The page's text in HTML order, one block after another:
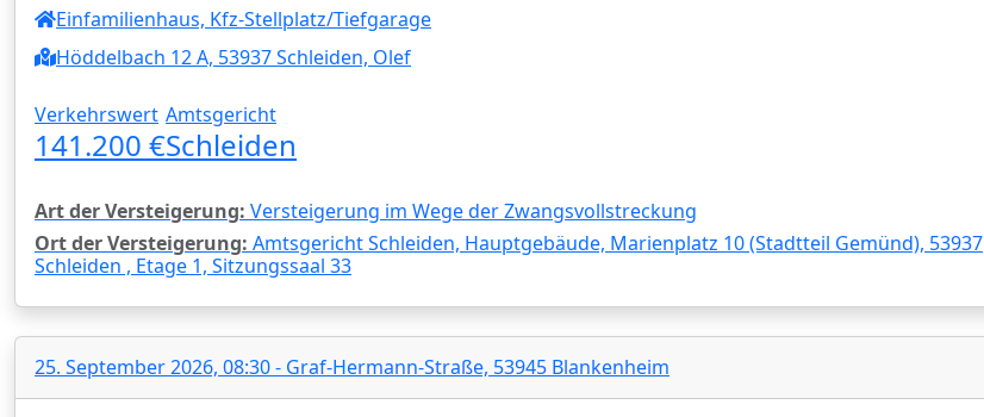
Einfamilienhaus, Kfz-Stellplatz/Tiefgarage
Höddelbach 12 A, 53937 Schleiden, Olef
Verkehrswert
141.200 €
Amtsgericht
Schleiden
Art der Versteigerung: Versteigerung im Wege der Zwangsvollstreckung
Ort der Versteigerung: Amtsgericht Schleiden, Hauptgebäude, Marienplatz 10 (Stadtteil Gemünd), 53937
Schleiden , Etage 1, Sitzungssaal 33
25. September 2026, 08:30 - Graf-Hermann-Straße, 53945 Blankenheim